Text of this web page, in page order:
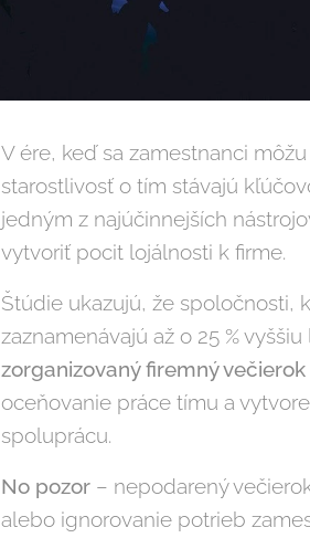
V ére, keď sa zamestnanci
starostlivosť o tím stávajú
jedným z najúčinnejších
vytvoriť pocit lojálnosti k firme.
Štúdie ukazujú, že spoločnosti,
zaznamenávajú až o 25 %
zorganizovaný firemný večierok
oceňovanie práce tímu a
spoluprácu.
No pozor – nepodarený
alebo ignorovanie potrieb